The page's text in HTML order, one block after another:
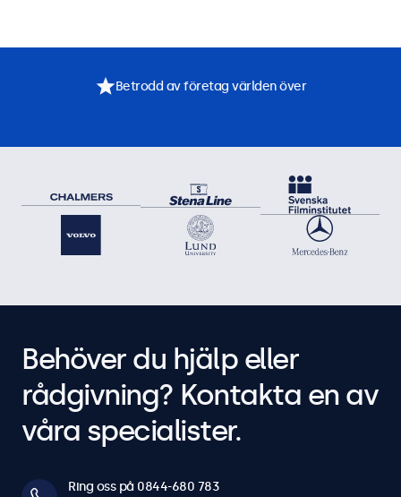
Betrodd av företag världen över
Behöver du hjälp eller
rådgivning? Kontakta en av
våra specialister.
Ring oss på 0844-680 783